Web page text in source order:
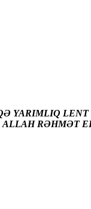
YARIMLIQ
RƏHMƏT